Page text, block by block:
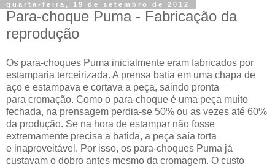
quarta-feira, 19 de setembro de 2012
Para-choque Puma - Fabricação da
reprodução
Os para-choques Puma inicialmente eram fabricados por
estamparia terceirizada. A prensa batia em uma chapa de
aço e estampava e cortava a peça, saindo pronta
para cromação. Como o para-choque é uma peça muito
fechada, na prensagem perdia-se 50% ou as vezes até 60%
da produção. Se na hora de estampar não fosse
extremamente precisa a batida, a peça saía torta
e inaproveitável. Por isso, os para-choques Puma já
custavam o dobro antes mesmo da cromagem. O custo